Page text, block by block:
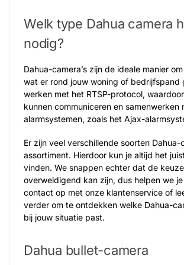
Welk type Dahua camera​
nodig?
Dahua-camera’s zijn de ideale manier
wat er rond jouw woning of bedrijfspand
werken met het RTSP-protocol,
kunnen communiceren en samenwerken
alarmsystemen, zoals het Ajax-
Er zijn veel verschillende soorten Dahua-
assortiment. Hierdoor kun je altijd het
vinden. We snappen echter dat de keuze
overweldigend kan zijn, dus helpen we
contact op met onze klantenservice of
verder om te ontdekken welke Dahua-
bij jouw situatie past.
Dahua bullet-camera